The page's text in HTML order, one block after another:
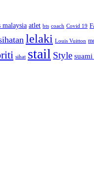
malaysia atlet bts coach Covid 19
lelaki Louis Vuitton
sihat stail Style